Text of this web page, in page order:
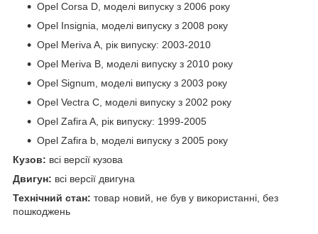
Opel Corsa D, моделі випуску з 2006 року
Opel Insignia, моделі випуску з 2008 року
Opel Meriva A, рік випуску: 2003-2010
Opel Meriva B, моделі випуску з 2010 року
Opel Signum, моделі випуску з 2003 року
Opel Vectra C, моделі випуску з 2002 року
Opel Zafira A, рік випуску: 1999-2005
Opel Zafira b, моделі випуску з 2005 року
Кузов: всі версії кузова
Двигун: всі версії двигуна
Технічний стан: товар новий, не був у використанні, без
пошкоджень